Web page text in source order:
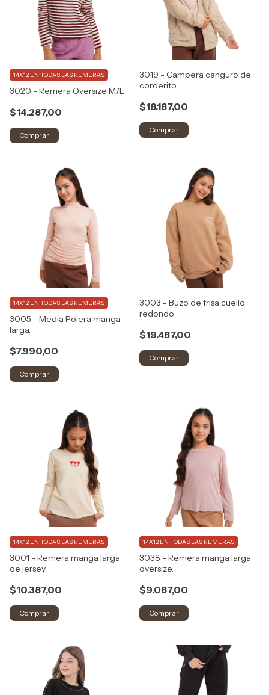
3020 - Remera Oversize M/L
$14.287,00
14X12 EN TODAS LAS REMERAS
Comprar
3019 - Campera canguro de
corderito.
$18.187,00
Comprar
3005 - Media Polera manga
larga.
$7.990,00
14X12 EN TODAS LAS REMERAS
Comprar
3003 - Buzo de frisa cuello
redondo
$19.487,00
Comprar
3001 - Remera manga larga
de jersey.
$10.387,00
14X12 EN TODAS LAS REMERAS
Comprar
3038 - Remera manga larga
oversize.
$9.087,00
14X12 EN TODAS LAS REMERAS
Comprar